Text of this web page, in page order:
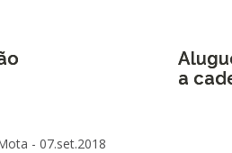
- 07.set.2018
a